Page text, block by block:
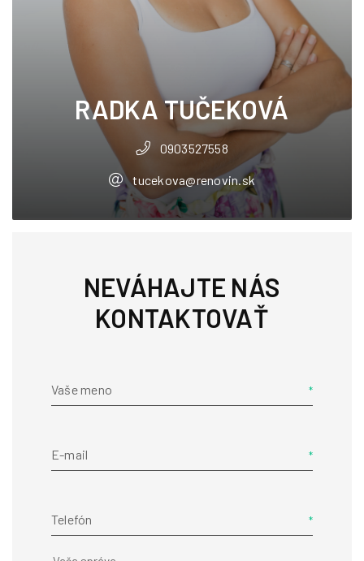
RADKA TUČEKOVÁ
0903527558
tucekova@renovin.sk
NEVÁHAJTE NÁS
KONTAKTOVAŤ
Vaše meno
E-mail
Telefón